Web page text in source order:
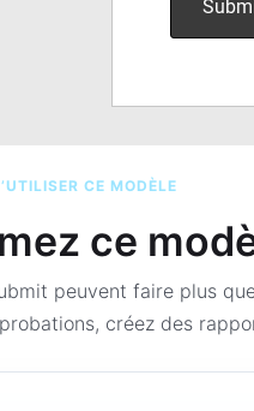
CE MODÈLE
ce
peuvent faire plus
créez des